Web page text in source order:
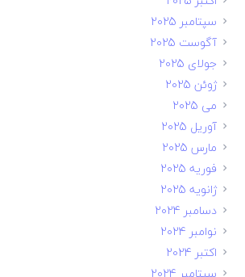
سپتامبر 2025
آگوست 2025
جولای 2025
ژوئن 2025
می 2025
آوریل 2025
مارس 2025
فوریه 2025
ژانویه 2025
دسامبر 2024
نوامبر 2024
اکتبر 2024